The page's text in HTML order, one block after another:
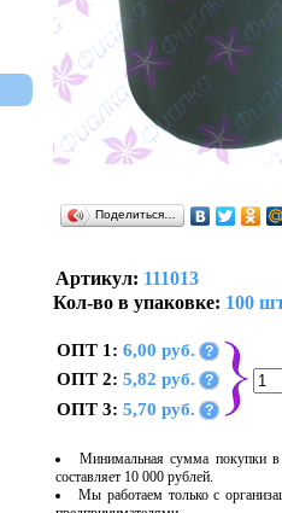
Поделиться…
Артикул: 111013
Кол-во в упаковке: 100
ОПТ 1: 6,00 руб. ?
ОПТ 2: 5,82 руб. ?
ОПТ 3: 5,70 руб. ?
Минимальная сумма покупки в
составляет 10 000 рублей.
Мы работаем только с